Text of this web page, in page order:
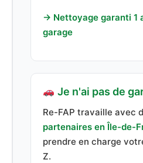
→ Nettoyage garanti 1
garage
Je n'ai pas de
Re-FAP travaille avec
partenaires en Île-de-
prendre en charge
Z.